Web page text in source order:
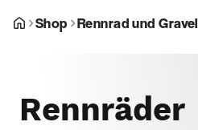
Shop Rennrad und Gravel
Rennräder